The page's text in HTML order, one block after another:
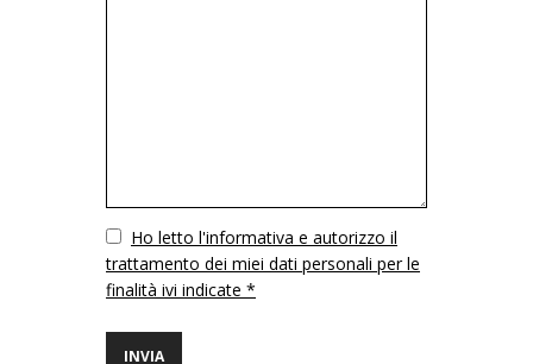
VuotoHo letto l'informativa e autorizzo il
trattamento dei miei dati personali per le
finalità ivi indicate *